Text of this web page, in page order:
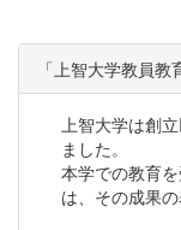
「上智大学教員
上智大学は創
ました。
本学での教育
は、その成果